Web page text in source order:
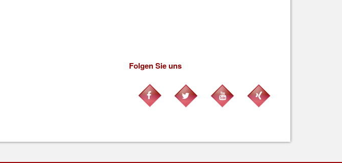
Folgen Sie uns